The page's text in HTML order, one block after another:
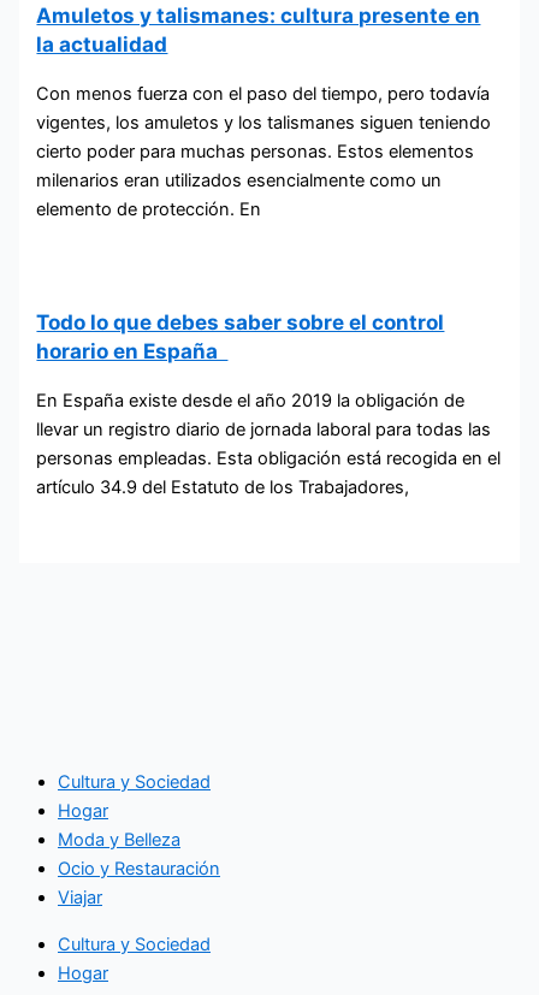
Amuletos y talismanes: cultura presente en
la actualidad
Con menos fuerza con el paso del tiempo, pero todavía
vigentes, los amuletos y los talismanes siguen teniendo
cierto poder para muchas personas. Estos elementos
milenarios eran utilizados esencialmente como un
elemento de protección. En
Todo lo que debes saber sobre el control
horario en España
En España existe desde el año 2019 la obligación de
llevar un registro diario de jornada laboral para todas las
personas empleadas. Esta obligación está recogida en el
artículo 34.9 del Estatuto de los Trabajadores,
Cultura y Sociedad
Hogar
Moda y Belleza
Ocio y Restauración
Viajar
Cultura y Sociedad
Hogar